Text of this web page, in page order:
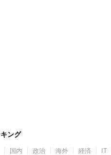
ング
国内 政治 海外 経済 IT